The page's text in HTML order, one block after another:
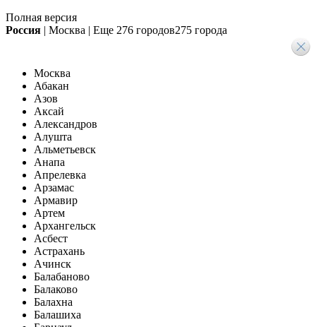
Полная версия
Россия | Москва | Еще 276 городов275 города
Москва
Абакан
Азов
Аксай
Александров
Алушта
Альметьевск
Анапа
Апрелевка
Арзамас
Армавир
Артем
Архангельск
Асбест
Астрахань
Ачинск
Балабаново
Балаково
Балахна
Балашиха